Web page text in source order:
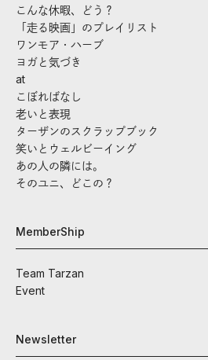
こんな休暇、どう？
「走る映画」のプレイリスト
ワンモア・ハーブ
ヨガと気づき
at
こぼればなし
老いと表現
ターザンのスクラップブック
笑いとウェルビーイング
あの人の隣には。
そのユニ、どこの？
MemberShip
Team Tarzan
Event
Newsletter